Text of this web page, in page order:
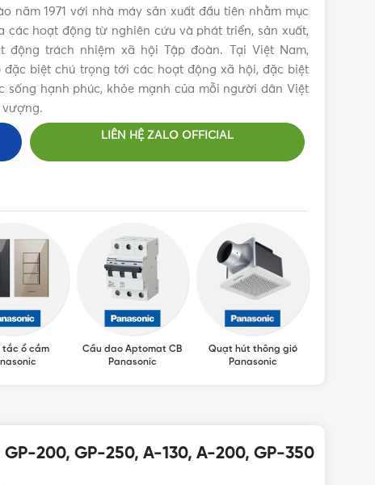
năm 1971 với nhà máy sản xuất đầu tiên nhằm mục
các hoạt động từ nghiên cứu và phát triển, sản xuất,
trách nhiệm xã hội Tập đoàn. Tại Việt Nam,
biệt chú trọng tới các hoạt động xã hội, đặc biệt
hạnh phúc, khỏe mạnh của mỗi người dân Việt
vượng.
LIÊN HỆ ZALO OFFICIAL
tắc ổ cắm
Cầu dao Aptomat CB
Panasonic
Quạt hút thông gió
Panasonic
200, GP-250, A-130, A-200, GP-350